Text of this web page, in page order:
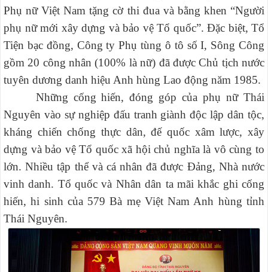
Phụ nữ Việt Nam tặng cờ thi đua và bằng khen “Người
phụ nữ mới xây dựng và bảo vệ Tổ quốc”. Đặc biệt, Tổ
Tiện bạc đồng, Công ty Phụ tùng ô tô số I, Sông Công
gồm 20 công nhân (100% là nữ) đã được Chủ tịch nước
tuyên dương danh hiệu Anh hùng Lao động năm 1985.
Những cống hiến, đóng góp của phụ nữ Thái
Nguyên vào sự nghiệp đấu tranh giành độc lập dân tộc,
kháng chiến chống thực dân, đế quốc xâm lược, xây
dựng và bảo vệ Tổ quốc xã hội chủ nghĩa là vô cùng to
lớn. Nhiều tập thể và cá nhân đã được Đảng, Nhà nước
vinh danh. Tổ quốc và Nhân dân ta mãi khắc ghi cống
hiến, hi sinh của 579 Bà mẹ Việt Nam Anh hùng tỉnh
Thái Nguyên.